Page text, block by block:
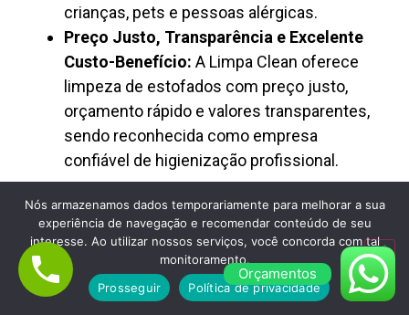
crianças, pets e pessoas alérgicas.
Preço Justo, Transparência e Excelente
Custo-Benefício: A Limpa Clean oferece
limpeza de estofados com preço justo,
orçamento rápido e valores transparentes,
sendo reconhecida como empresa
confiável de higienização profissional.
Lavagem de Colchão à Seco em Mogi das
Orçamentos
Nós armazenamos dados temporariamente para melhorar a sua
experiência de navegação e recomendar conteúdo de seu
interesse. Ao utilizar nossos serviços, você concorda com tal
monitoramento.
Prosseguir
Política de privacidade